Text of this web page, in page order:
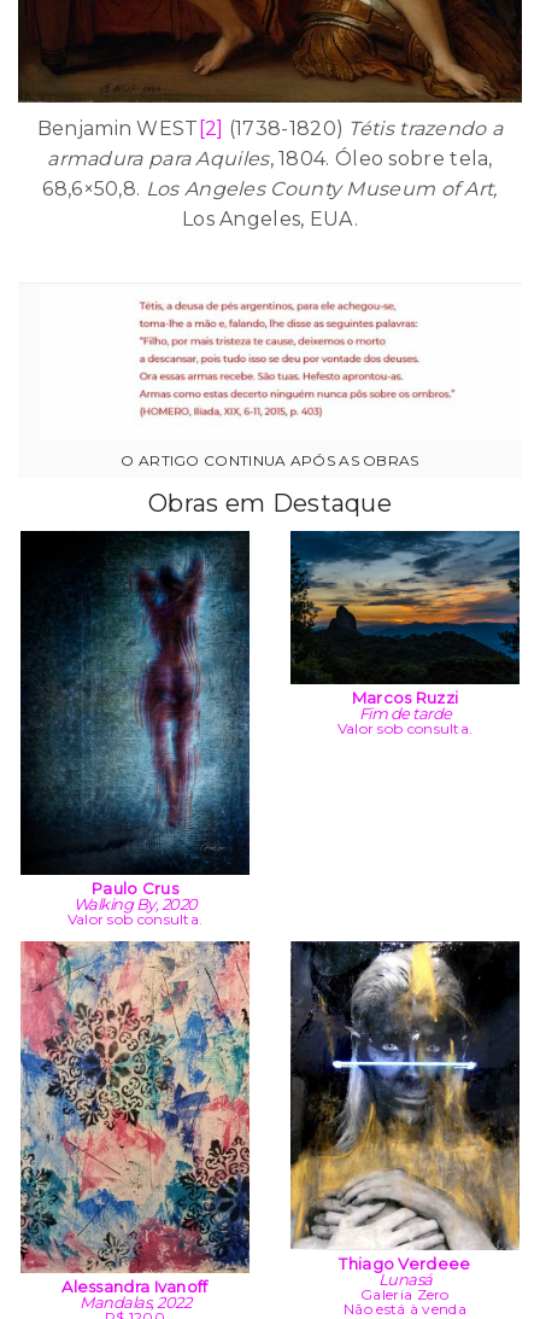
Benjamin WEST [2] (1738-1820) Tétis trazendo a
armadura para Aquiles, 1804. Óleo sobre tela,
68,6×50,8. Los Angeles County Museum of Art,
Los Angeles, EUA.
Obras em Destaque
Paulo Crus
Walking By, 2020
Valor sob consulta.
Marcos Ruzzi
Fim de tarde
Valor sob consulta.
Alessandra Ivanoff
Mandalas, 2022
Thiago Verdeee
Lunasá
Galeria Zero
Não está à venda